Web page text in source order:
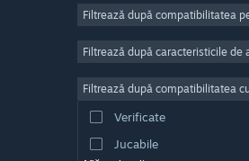
Simulare
Producție video
Editare de fotografii
Filtrează după compatibilitatea
Filtrează după caracteristicile de
Filtrează după compatibilitatea
Verificate
Jucabile